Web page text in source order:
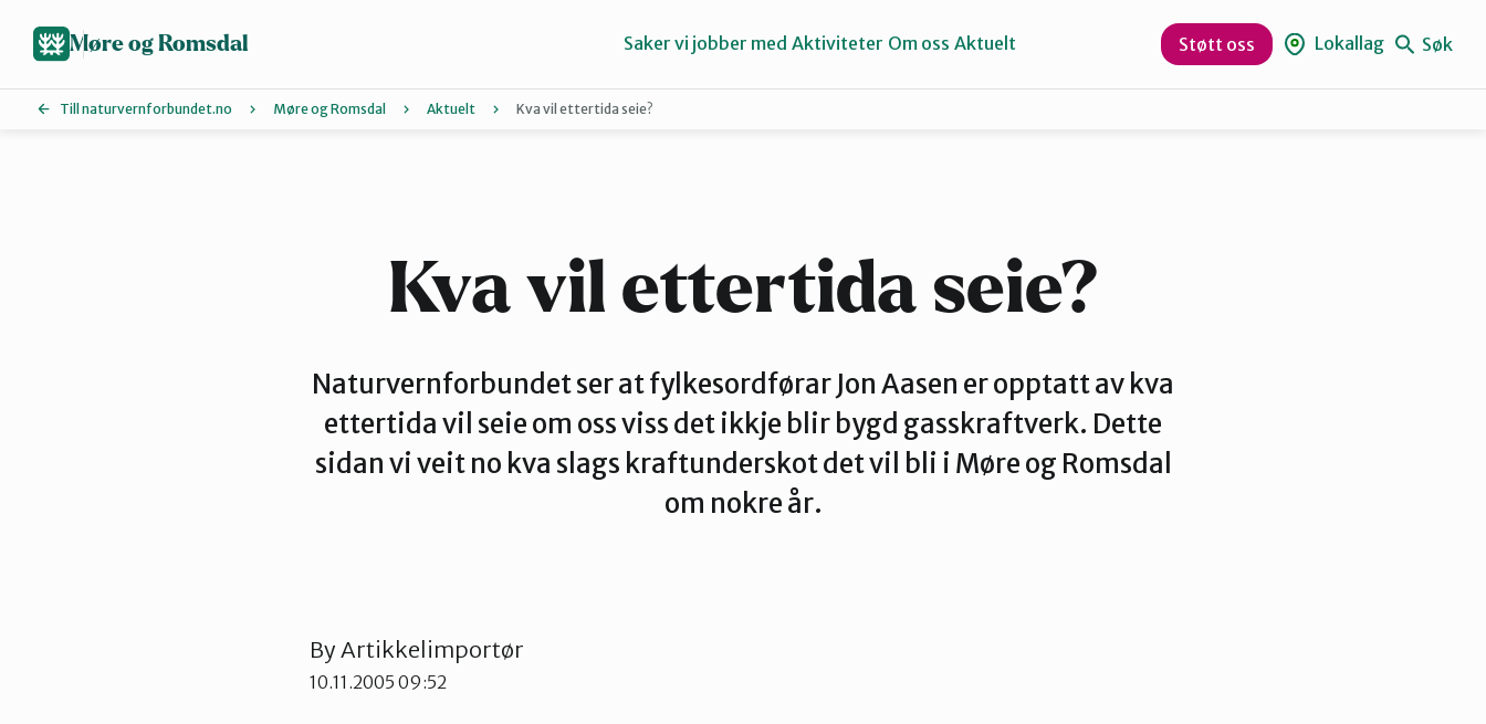
hovedinnhold
Ørsta og Volda Rauma
Møre og Romsdal Saker vi jobber med Aktiviteter Om oss Aktuelt Støtt oss Lokallag Søk
Till naturvernforbundet.no Møre og Romsdal Aktuelt Kva vil ettertida seie?
Kva vil ettertida seie?
Naturvernforbundet ser at fylkesordførar Jon Aasen er opptatt av kva
ettertida vil seie om oss viss det ikkje blir bygd gasskraftverk. Dette
sidan vi veit no kva slags kraftunderskot det vil bli i Møre og Romsdal
om nokre år.
By Artikkelimportør
10.11.2005 09:52